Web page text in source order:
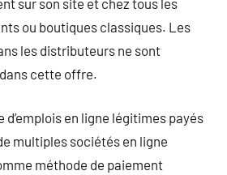
ou boutiques classiques. Les
les distributeurs ne sont
cette offre.
d’emplois en ligne légitimes payés
multiples sociétés en ligne
méthode de paiement